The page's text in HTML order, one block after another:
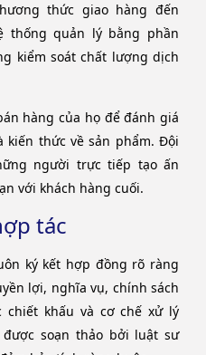
thức giao hàng đến
thống quản lý bằng phần
kiểm soát chất lượng dịch
hàng của họ để đánh giá
thức về sản phẩm. Đội
người trực tiếp tạo ấn
với khách hàng cuối.
tác
ký kết hợp đồng rõ ràng
lợi, nghĩa vụ, chính sách
chiết khấu và cơ chế xử lý
soạn thảo bởi luật sư